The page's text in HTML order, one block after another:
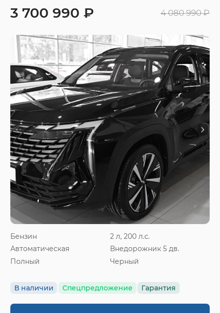
Бензин
2 л, 200 л.с.
Автоматическая
Внедорожник 5 дв.
Полный
Черный
В наличии Спецпредложение Гарантия
3 700 990 ₽ 4 080 990 ₽